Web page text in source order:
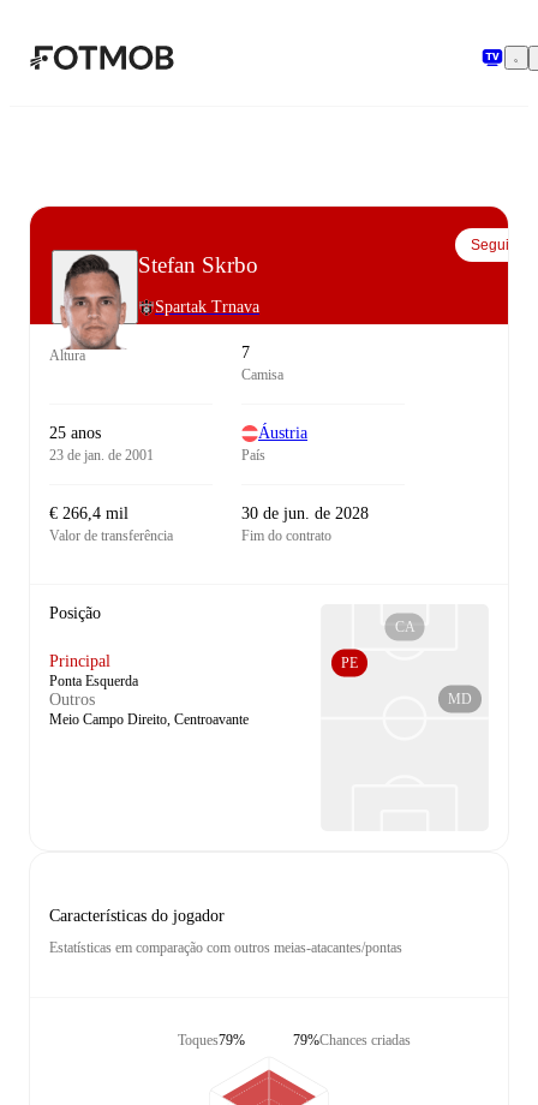
Stefan Skrbo
Spartak Trnava
Seguir
Altura 7
Camisa
25 anos
23 de jan. de 2001
Áustria
País
€ 266,4 mil
Valor de transferência
30 de jun. de 2028
Fim do contrato
Posição
Principal
Ponta Esquerda
Outros
Meio Campo Direito, Centroavante
MD
CA
PE
Características do jogador
Estatísticas em comparação com outros meias-atacantes/pontas
Toques79% Chances criadas
79%